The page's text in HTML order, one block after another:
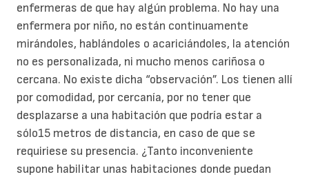
enfermeras de que hay algún problema. No hay una
enfermera por niño, no están continuamente
mirándoles, hablándoles o acariciándoles, la atención
no es personalizada, ni mucho menos cariñosa o
cercana. No existe dicha “observación”. Los tienen allí
por comodidad, por cercanía, por no tener que
desplazarse a una habitación que podría estar a
sólo15 metros de distancia, en caso de que se
requiriese su presencia. ¿Tanto inconveniente
supone habilitar unas habitaciones donde puedan